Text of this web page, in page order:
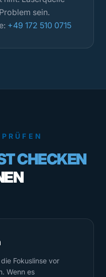
sein.
+49 172 510 0715
CHECKEN
Fokuslinse vor
Wenn es